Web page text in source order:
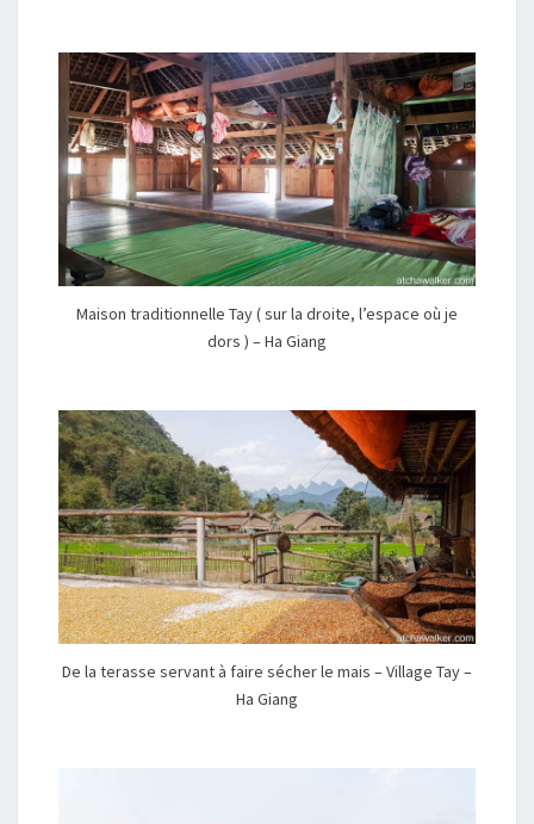
Maison traditionnelle Tay ( sur la droite, l’espace où je
dors ) – Ha Giang
De la terasse servant à faire sécher le mais – Village Tay –
Ha Giang